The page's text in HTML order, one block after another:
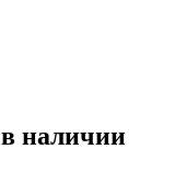
в наличии